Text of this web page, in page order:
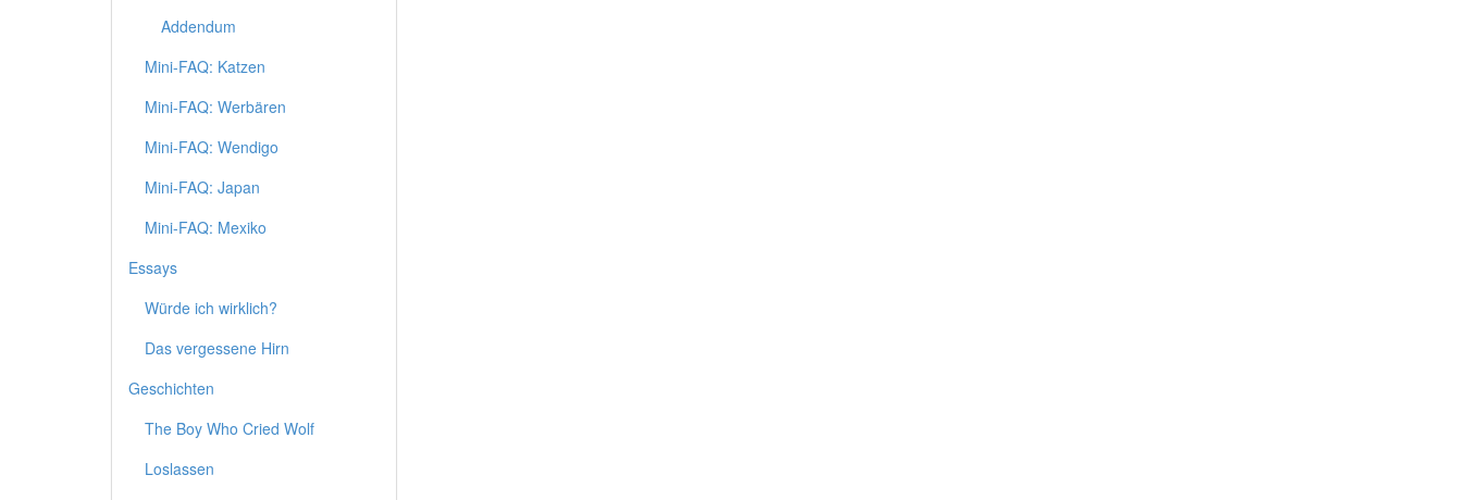
Addendum
Mini-FAQ: Katzen
Mini-FAQ: Werbären
Mini-FAQ: Wendigo
Mini-FAQ: Japan
Mini-FAQ: Mexiko
Essays
Würde ich wirklich?
Das vergessene Hirn
Geschichten
The Boy Who Cried Wolf
Loslassen